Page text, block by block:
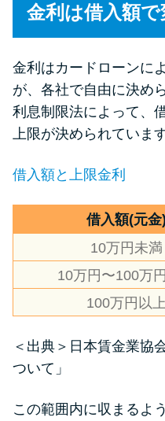
金利は借入額で
金利はカードローンに
が、各社で自由に決め
利息制限法によって、
上限が決められています
借入額と上限金利
借入額(元金)
10万円未満
10万円〜100万
100万円以上
＜出典＞ 日本賃金業協
ついて」
この範囲内に収まるよ